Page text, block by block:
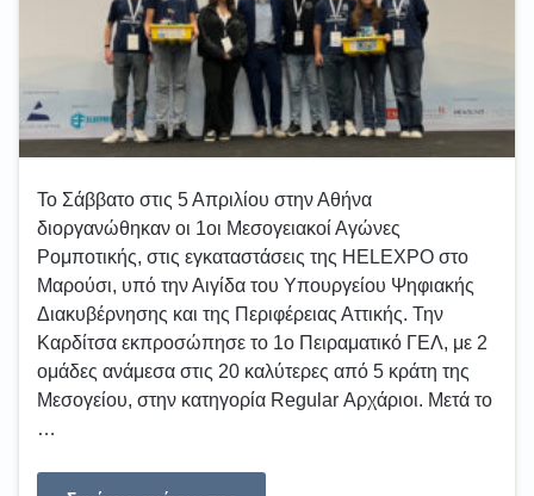
Το Σάββατο στις 5 Απριλίου στην Αθήνα
διοργανώθηκαν οι 1οι Μεσογειακοί Αγώνες
Ρομποτικής, στις εγκαταστάσεις της HELEXPO στο
Μαρούσι, υπό την Αιγίδα του Υπουργείου Ψηφιακής
Διακυβέρνησης και της Περιφέρειας Αττικής. Την
Καρδίτσα εκπροσώπησε το 1ο Πειραματικό ΓΕΛ, με 2
ομάδες ανάμεσα στις 20 καλύτερες από 5 κράτη της
Μεσογείου, στην κατηγορία Regular Αρχάριοι. Μετά το
…